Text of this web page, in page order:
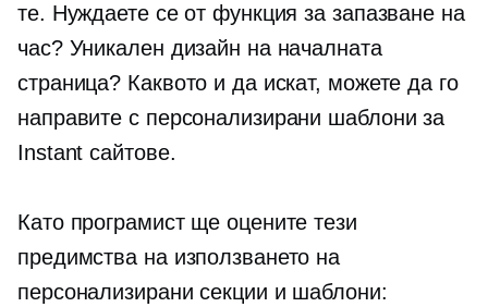
те. Нуждаете се от функция за запазване на
час? Уникален дизайн на началната
страница? Каквото и да искат, можете да го
направите с персонализирани шаблони за
Instant сайтове.
Като програмист ще оцените тези
предимства на използването на
персонализирани секции и шаблони: